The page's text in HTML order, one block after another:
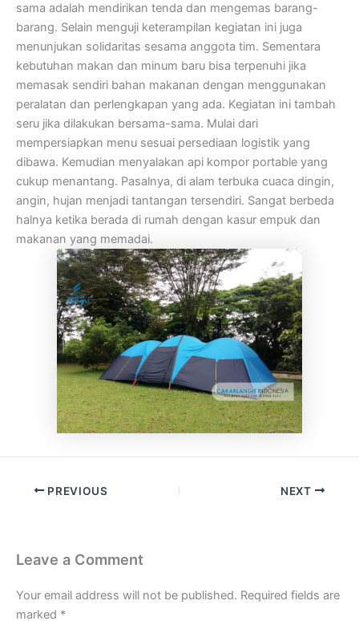
sama adalah mendirikan tenda dan mengemas barang-
barang. Selain menguji keterampilan kegiatan ini juga
menunjukan solidaritas sesama anggota tim. Sementara
kebutuhan makan dan minum baru bisa terpenuhi jika
memasak sendiri bahan makanan dengan menggunakan
peralatan dan perlengkapan yang ada. Kegiatan ini tambah
seru jika dilakukan bersama-sama. Mulai dari
mempersiapkan menu sesuai persediaan logistik yang
dibawa. Kemudian menyalakan api kompor portable yang
cukup menantang. Pasalnya, di alam terbuka cuaca dingin,
angin, hujan menjadi tantangan tersendiri. Sangat berbeda
halnya ketika berada di rumah dengan kasur empuk dan
makanan yang memadai.
PREVIOUS NEXT
Leave a Comment
Your email address will not be published. Required fields are
marked *